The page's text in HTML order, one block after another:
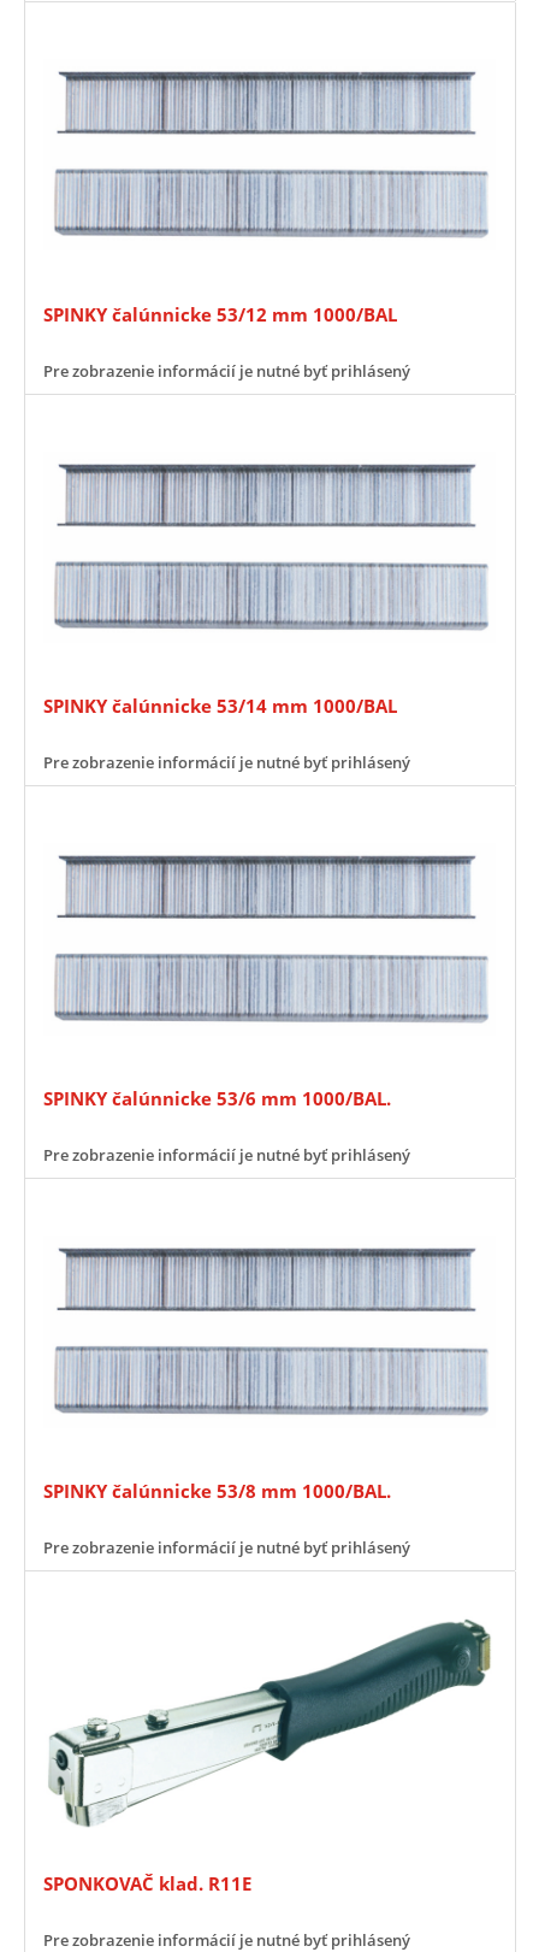
SPINKY čalúnnicke 53/12 mm 1000/BAL
Pre zobrazenie informácií je nutné byť prihlásený
SPINKY čalúnnicke 53/14 mm 1000/BAL
Pre zobrazenie informácií je nutné byť prihlásený
SPINKY čalúnnicke 53/6 mm 1000/BAL.
Pre zobrazenie informácií je nutné byť prihlásený
SPINKY čalúnnicke 53/8 mm 1000/BAL.
Pre zobrazenie informácií je nutné byť prihlásený
SPONKOVAČ klad. R11E
Pre zobrazenie informácií je nutné byť prihlásený